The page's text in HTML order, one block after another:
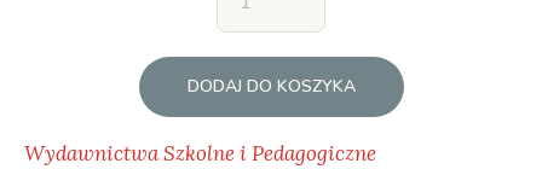
DODAJ DO KOSZYKA
Wydawnictwa Szkolne i Pedagogiczne